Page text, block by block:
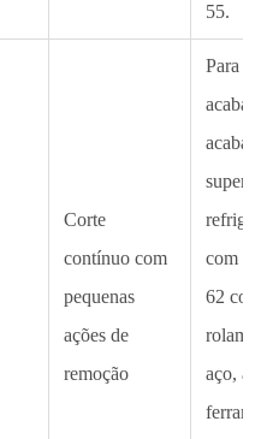
55.
Corte
contínuo com
pequenas
ações de
remoção
Para
super-o
com
62
aço, aço